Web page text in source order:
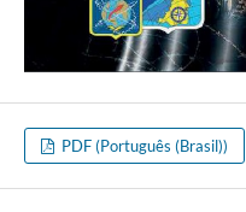
PDF (Português (Brasil))